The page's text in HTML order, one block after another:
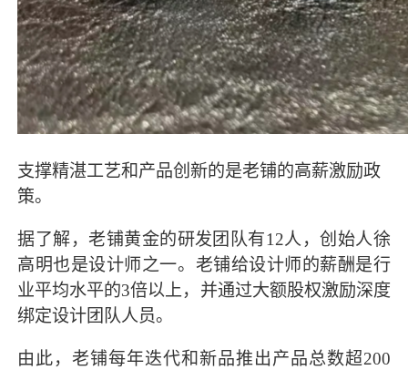
支撑精湛工艺和产品创新的是老铺的高薪激励政
策。
据了解，老铺黄金的研发团队有12人，创始人徐
高明也是设计师之一。老铺给设计师的薪酬是行
业平均水平的3倍以上，并通过大额股权激励深度
绑定设计团队人员。
由此，老铺每年迭代和新品推出产品总数超200